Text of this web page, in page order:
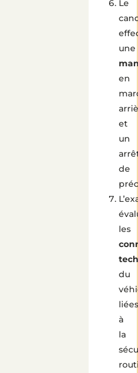
Le
une
en
et
un
de
les
du
liées
à
la